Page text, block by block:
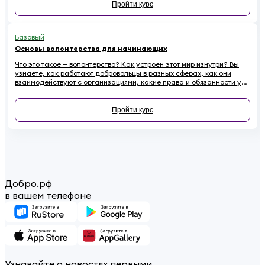
Пройти курс
Базовый
Основы волонтерства для начинающих
Что это такое — волонтерство? Как устроен этот мир изнутри? Вы
узнаете, как работают добровольцы в разных сферах, как они
взаимодействуют с организациями, какие права и обязанности у
распространенных ошибок.
Пройти курс
Добро.рф
в вашем телефоне